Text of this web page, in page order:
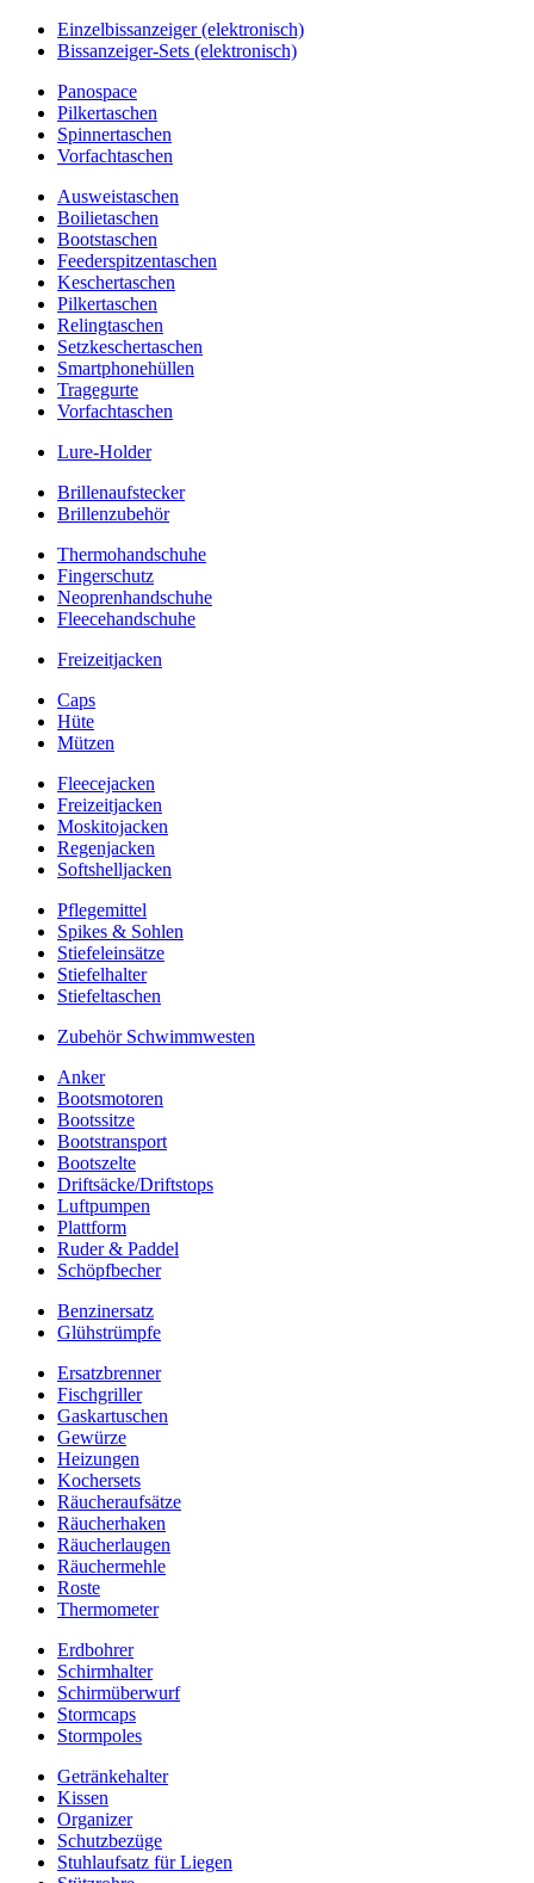
Einzelbissanzeiger (elektronisch)
Bissanzeiger-Sets (elektronisch)
Panospace
Pilkertaschen
Spinnertaschen
Vorfachtaschen
Ausweistaschen
Boilietaschen
Bootstaschen
Feederspitzentaschen
Keschertaschen
Pilkertaschen
Relingtaschen
Setzkeschertaschen
Smartphonehüllen
Tragegurte
Vorfachtaschen
Lure-Holder
Brillenaufstecker
Brillenzubehör
Thermohandschuhe
Fingerschutz
Neoprenhandschuhe
Fleecehandschuhe
Freizeitjacken
Caps
Hüte
Mützen
Fleecejacken
Freizeitjacken
Moskitojacken
Regenjacken
Softshelljacken
Pflegemittel
Spikes & Sohlen
Stiefeleinsätze
Stiefelhalter
Stiefeltaschen
Zubehör Schwimmwesten
Anker
Bootsmotoren
Bootssitze
Bootstransport
Bootszelte
Driftsäcke/Driftstops
Luftpumpen
Plattform
Ruder & Paddel
Schöpfbecher
Benzinersatz
Glühstrümpfe
Ersatzbrenner
Fischgriller
Gaskartuschen
Gewürze
Heizungen
Kochersets
Räucheraufsätze
Räucherhaken
Räucherlaugen
Räuchermehle
Roste
Thermometer
Erdbohrer
Schirmhalter
Schirmüberwurf
Stormcaps
Stormpoles
Getränkehalter
Kissen
Organizer
Schutzbezüge
Stuhlaufsatz für Liegen